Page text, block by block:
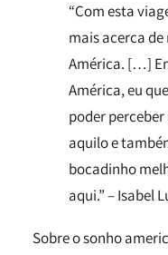
“Com esta
mais acerca
América. […]
América, eu
poder
aquilo e
bocadinho
aqui.” – Isabel
Sobre o sonho